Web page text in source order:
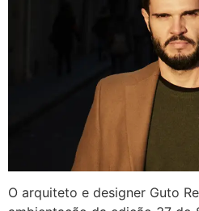
O arquiteto e designer Guto